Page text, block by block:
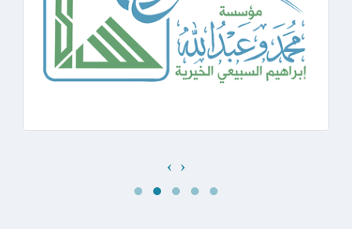
‹
›